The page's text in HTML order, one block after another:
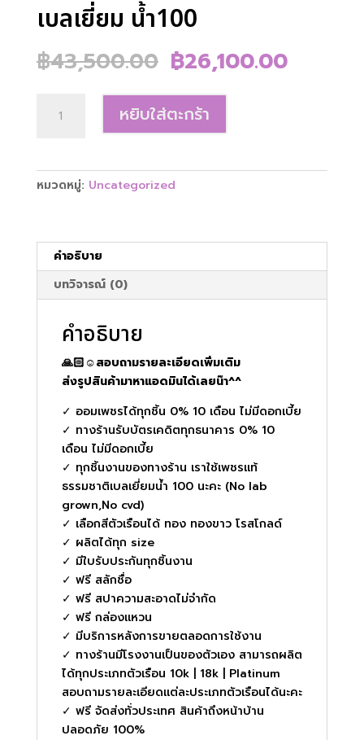
เบลเยี่ยม น้ำ100
฿43,500.00 Original
price
was:
฿43,500.00.
฿26,100.00Current
แหวน
หยิบใส่ตะกร้า
หมวดหมู่: Uncategorized
คำอธิบาย
บทวิจารณ์ (0)
คำอธิบาย
🙏🏻☺️สอบถามรายละเอียดเพิ่มเติม
ส่งรูปสินค้ามาหาแอดมินได้เลยน๊า^^
✓ ออมเพชรได้ทุกชิ้น 0% 10 เดือน ไม่มีดอกเบี้ย
✓ ทางร้านรับบัตรเคดิตทุกธนาคาร 0% 10
เดือน ไม่มีดอกเบี้ย
✓ ทุกชิ้นงานของทางร้าน เราใช้เพชรแท้
ธรรมชาติเบลเยี่ยมน้ำ 100 นะคะ (No lab
grown,No cvd)
✓ เลือกสีตัวเรือนได้ ทอง ทองขาว โรสโกลด์
✓ ผลิตได้ทุก size
✓ มีใบรับประกันทุกชิ้นงาน
✓ ฟรี สลักชื่อ
✓ ฟรี สปาความสะอาดไม่จำกัด
✓ ฟรี กล่องแหวน
✓ มีบริการหลังการขายตลอดการใช้งาน
✓ ทางร้านมีโรงงานเป็นของตัวเอง สามารถผลิต
ได้ทุกประเภทตัวเรือน 10k | 18k | Platinum
สอบถามรายละเอียดแต่ละประเภทตัวเรือนได้นะคะ
✓ ฟรี จัดส่งทั่วประเทศ สินค้าถึงหน้าบ้าน
ปลอดภัย 100%